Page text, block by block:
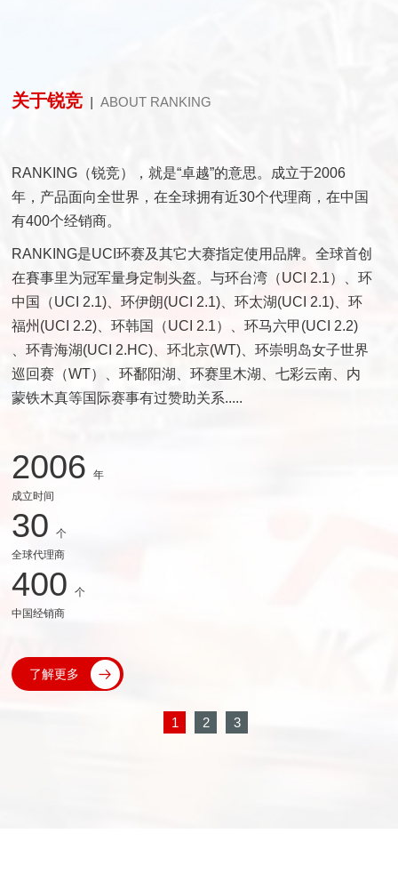
关于锐竞 | ABOUT RANKING
RANKING（锐竞），就是“卓越”的意思。成立于2006
年，产品面向全世界，在全球拥有近30个代理商，在中国
有400个经销商。
RANKING是UCI环赛及其它大赛指定使用品牌。全球首创
在賽事里为冠军量身定制头盔。与环台湾（UCI 2.1）、环
中国（UCI 2.1)、环伊朗(UCI 2.1)、环太湖(UCI 2.1)、环
福州(UCI 2.2)、环韩国（UCI 2.1）、环马六甲(UCI 2.2)
、环青海湖(UCI 2.HC)、环北京(WT)、环崇明岛女子世界
巡回赛（WT）、环鄱阳湖、环赛里木湖、七彩云南、内
蒙铁木真等国际赛事有过赞助关系.....
2006
年
成立时间
30
个
全球代理商
400
个
中国经销商
了解更多